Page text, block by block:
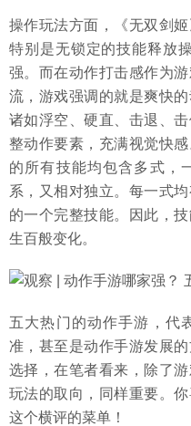
操作玩法方面，《无双剑
特别是无锁定的技能释放
强。而在动作打击感作为
流，游戏强调的就是爽快
诸如浮空、硬直、击退、
整动作要素，充满视觉快
的所有技能均包含多式，
系，又相对独立。每一式
的一个完整技能。因此，
生百般变化。
五大热门的动作手游，代
准，甚至是动作手游发展
选择，在笔者看来，除了
玩法的取向，同样重要。
这个横评的菜单！